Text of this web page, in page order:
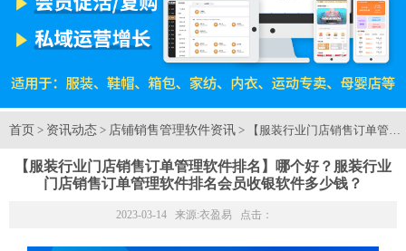
首页 > 资讯动态 > 店铺销售管理软件资讯 > 【服装行业门店销售订单管
【服装行业门店销售订单管理软件排名】哪个好？服装行业
门店销售订单管理软件排名会员收银软件多少钱？
2023-03-14 来源:衣盈易 点击：